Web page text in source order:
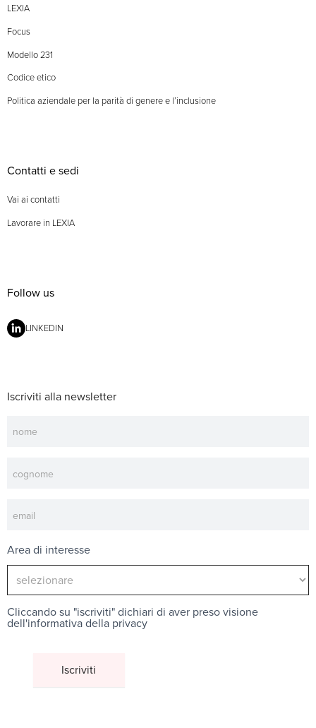
LEXIA
Focus
Modello 231
Codice etico
Politica aziendale per la parità di genere e l’inclusione
Contatti e sedi
Vai ai contatti
Lavorare in LEXIA
Follow us
LINKEDIN
Iscriviti alla newsletter
Area di interesse
Cliccando su "iscriviti" dichiari di aver preso visione
dell'informativa della privacy